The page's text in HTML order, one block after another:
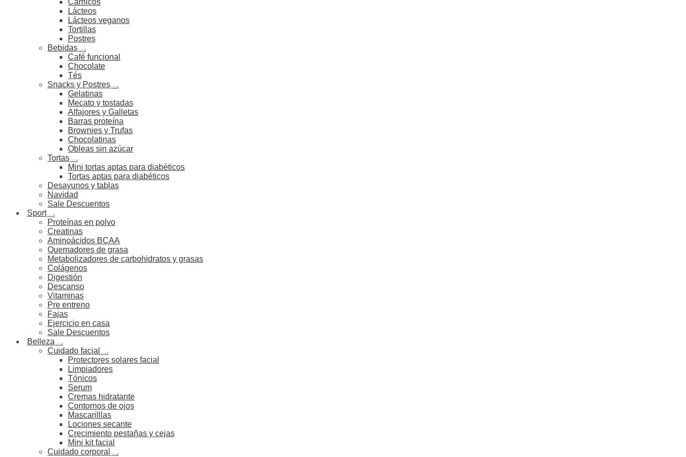
Cárnicos
Lácteos
Lácteos veganos
Tortillas
Postres
Bebidas
Café funcional
Chocolate
Tés
Snacks y Postres
Gelatinas
Mecato y tostadas
Alfajores y Galletas
Barras proteína
Brownies y Trufas
Chocolatinas
Obleas sin azúcar
Tortas
Mini tortas aptas para diabéticos
Tortas aptas para diabéticos
Desayunos y tablas
Navidad
Sale Descuentos
Sport
Proteínas en polvo
Creatinas
Aminoácidos BCAA
Quemadores de grasa
Metabolizadores de carbohidratos y grasas
Colágenos
Digestión
Descanso
Vitaminas
Pre entreno
Fajas
Ejercicio en casa
Sale Descuentos
Belleza
Cuidado facial
Protectores solares facial
Limpiadores
Tónicos
Serum
Cremas hidratante
Contornos de ojos
Mascarilllas
Lociones secante
Crecimiento pestañas y cejas
Mini kit facial
Cuidado corporal